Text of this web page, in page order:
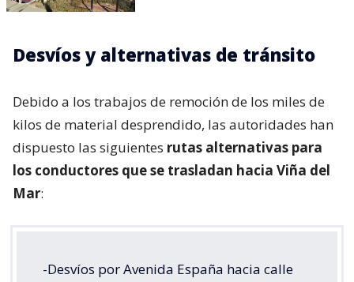
Desvíos y alternativas de tránsito
Debido a los trabajos de remoción de los miles de
kilos de material desprendido, las autoridades han
dispuesto las siguientes rutas alternativas para
los conductores que se trasladan hacia Viña del
Mar:
-Desvíos por Avenida España hacia calle